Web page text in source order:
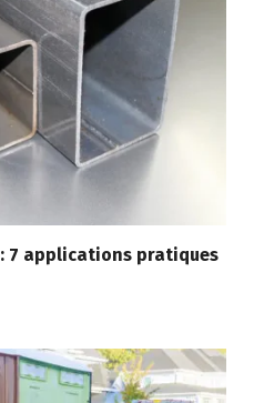
7 applications pratiques